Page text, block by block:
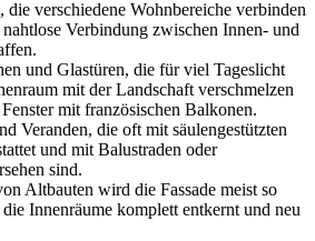
die verschiedene Wohnbereiche verbinden
Verbindung zwischen Innen- und
und Glastüren, die für viel Tageslicht
mit der Landschaft verschmelzen
mit französischen Balkonen.
Veranden, die oft mit säulengestützten
und mit Balustraden oder
sind.
Altbauten wird die Fassade meist so
Innenräume komplett entkernt und neu